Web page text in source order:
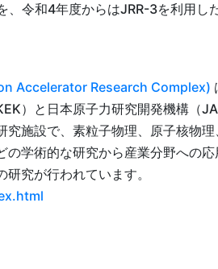
、令和4年度からはJRR-3を利用し
Accelerator Research Complex)
）と日本原子力研究開発機構（
究施設で、素粒子物理、原子核物
の学術的な研究から産業分野への
究が行われています。